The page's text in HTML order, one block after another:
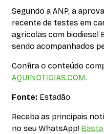
Segundo a ANP, a
recente de testes em
agrícolas com biodiesel
sendo acompanhados
Confira o conteúdo
AQUINOTICIAS.COM.
Fonte: Estadão
Receba as principais
no seu WhatsApp!